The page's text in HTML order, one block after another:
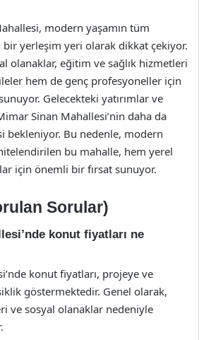
modern yaşamın tüm
bir yerleşim yeri olarak dikkat çekiyor.
olanaklar, eğitim ve sağlık hizmetleri
hem de genç profesyoneller için
Gelecekteki yatırımlar ve
Sinan Mahallesi’nin daha da
bekleniyor. Bu nedenle, modern
bu mahalle, hem yerel
için önemli bir fırsat sunuyor.
Sorular)
konut fiyatları ne
konut fiyatları, projeye ve
göstermektedir. Genel olarak,
ve sosyal olanaklar nedeniyle